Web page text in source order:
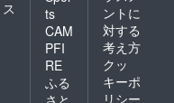
ス
ts
CAM
PFI
RE
ふる
さと
ントに
対する
考え方
クッ
キーポ
リシー